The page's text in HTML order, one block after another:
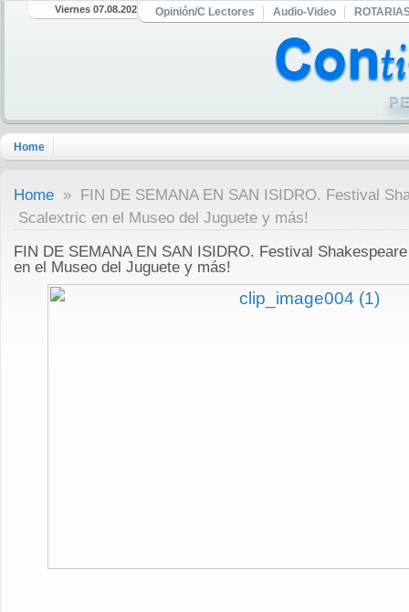
Viernes 07.08.2026 Opinión/C Lectores Audio-Video
Home
Home » FIN DE SEMANA EN SAN ISIDRO. Festival
Scalextric en el Museo del Juguete y más!
FIN DE SEMANA EN SAN ISIDRO. Festival
en el Museo del Juguete y más!